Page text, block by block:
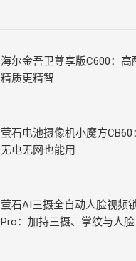
海尔金吾卫尊享版C600：高
精质更精智
萤石电池摄像机小魔方CB60
无电无网也能用
萤石AI三摄全自动人脸视频
Pro：加持三摄、掌纹与人脸